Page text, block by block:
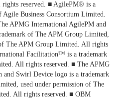
reserved. ■ AgilePM® is a
Agile Business Consortium Limited.
APMG International AgilePM and
of The APM Group Limited,
The APM Group Limited. All rights
Facilitation™ is a trademark
All rights reserved. ■ The APMG
and Swirl Device logo is a trademark
used under permission of The
All rights reserved. ■ OBM